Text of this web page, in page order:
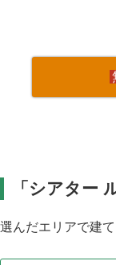
「シアター
選んだエリアで建